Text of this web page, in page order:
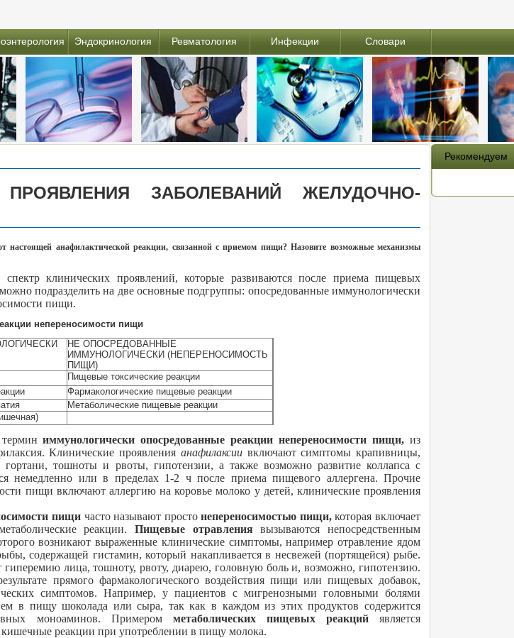
Эндокринология Ревматология Инфекции Словари
ЗАБОЛЕВАНИЙ ЖЕЛУДОЧНО-
анафилактической реакции, связанной с приемом пищи? Назовите возможные механизмы
клинических проявлений, которые развиваются после приема пищевых
подразделить на две основные подгруппы: опосредованные иммунологически
пищи.
непереносимости пищи
НЕ ОПОСРЕДОВАННЫЕ
ИММУНОЛОГИЧЕСКИ (НЕПЕРЕНОСИМОСТЬ
ПИЩИ)
Пищевые токсические реакции
Фармакологические пищевые реакции
Метаболические пищевые реакции
терминиммунологически опосредованные реакции непереносимости пищи,из
Клинические проявления анафилаксии включают симптомы крапивницы,
гортани, тошноты и рвоты, гипотензии, а также возможно развитие коллапса с
немедленно или в пределах 1-2 ч после приема пищевого аллергена. Прочие
пищи включают аллергию на коровье молоко у детей, клинические проявления
пищи часто называют простонепереносимостью пищи,которая включает
реакции. Пищевые отравлениявызываются непосредственным
возникают выраженные клинические симптомы, например отравление ядом
содержащей гистамин, который накапливается в несвежей (портящейся) рыбе.
лица, тошноту, рвоту, диарею, головную боль и, возможно, гипотензию.
прямого фармакологического воздействия пищи или пищевых добавок,
симптомов. Например, у пациентов с мигренозными головными болями
в пищу шоколада или сыра, так как в каждом из этих продуктов содержится
моноаминов. Примером метаболических пищевых реакцийявляется
кишечные реакции при употреблении в пищу молока.
Рекомендуем